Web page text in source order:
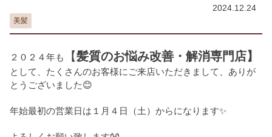
2024.12.24
美髪
２０２４年も 【髪質のお悩み改善・解消専門店】
として、たくさんのお客様にご来店いただきまして、ありが
とうございました😊
年始最初の営業日は１月４日（土）からになります✨️